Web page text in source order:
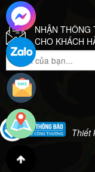
NHẬN THÔNG
CHO KHÁCH
Thiết